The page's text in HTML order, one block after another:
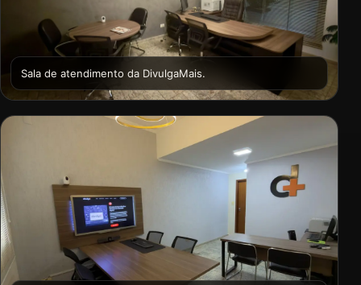
Sala de atendimento da DivulgaMais.